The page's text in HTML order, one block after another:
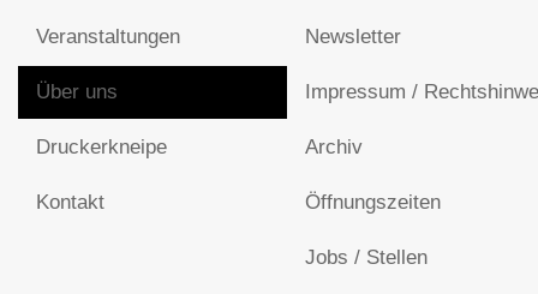
Veranstaltungen
Über uns
Druckerkneipe
Kontakt
Newsletter
Impressum /
Archiv
Öffnungszeiten
Jobs / Stellen